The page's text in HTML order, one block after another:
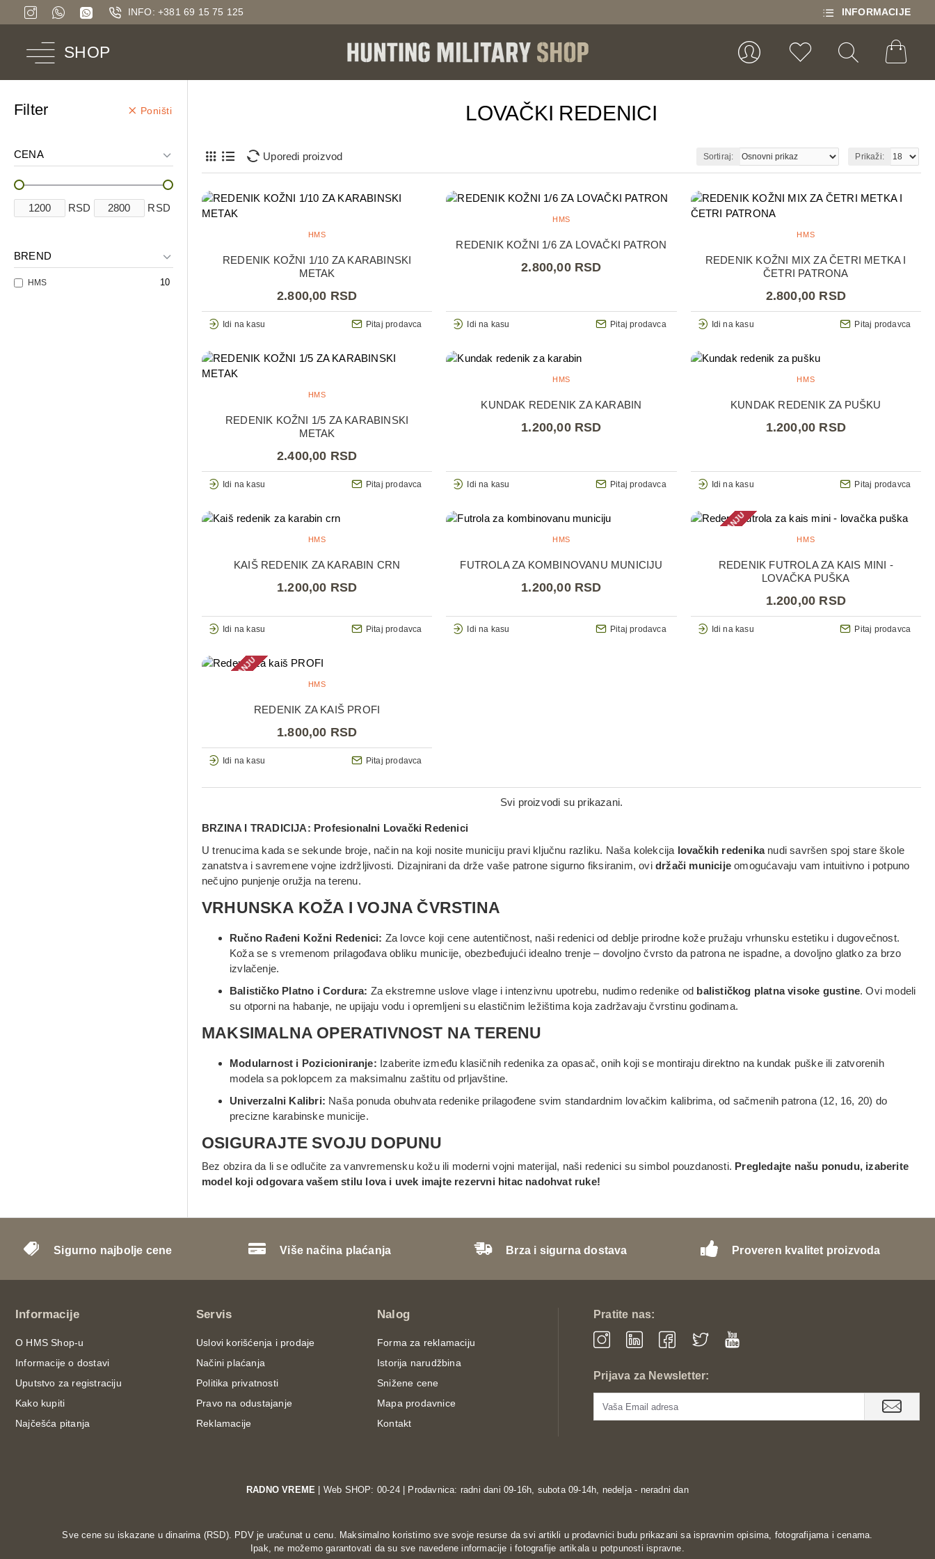
INFO: +381 69 15 75 125 INFORMACIJE
SHOP
Filter Poništi
CENA
RSD RSD
BREND
HMS 10
LOVAČKI REDENICI
BRZINA I TRADICIJA: Profesionalni Lovački Redenici
U trenucima kada se sekunde broje, način na koji nosite municiju pravi ključnu razliku. Naša kolekcija lovačkih redenikanudi savršen spoj stare škole
zanatstva i savremene vojne izdržljivosti. Dizajnirani da drže vaše patrone sigurno fiksiranim, ovidržači municije omogućavaju vam intuitivno i potpuno
nečujno punjenje oružja na terenu.
VRHUNSKA KOŽA I VOJNA ČVRSTINA
Ručno Rađeni Kožni Redenici: Za lovce koji cene autentičnost, naši redenici od deblje prirodne kože pružaju vrhunsku estetiku i dugovečnost.
Koža se s vremenom prilagođava obliku municije, obezbeđujući idealno trenje – dovoljno čvrsto da patrona ne ispadne, a dovoljno glatko za brzo
izvlačenje.
Balističko Platno i Cordura: Za ekstremne uslove vlage i intenzivnu upotrebu, nudimo redenike od balističkog platna visoke gustine. Ovi modeli
su otporni na habanje, ne upijaju vodu i opremljeni su elastičnim ležištima koja zadržavaju čvrstinu godinama.
MAKSIMALNA OPERATIVNOST NA TERENU
Modularnost i Pozicioniranje: Izaberite između klasičnih redenika za opasač, onih koji se montiraju direktno na kundak puške ili zatvorenih
modela sa poklopcem za maksimalnu zaštitu od prljavštine.
Univerzalni Kalibri: Naša ponuda obuhvata redenike prilagođene svim standardnim lovačkim kalibrima, od sačmenih patrona (12, 16, 20) do
precizne karabinske municije.
OSIGURAJTE SVOJU DOPUNU
Bez obzira da li se odlučite za vanvremensku kožu ili moderni vojni materijal, naši redenici su simbol pouzdanosti. Pregledajte našu ponudu, izaberite
model koji odgovara vašem stilu lova i uvek imajte rezervni hitac nadohvat ruke!
Uporedi proizvod Sortiraj: Prikaži:
HMS
REDENIK KOŽNI 1/10 ZA KARABINSKI
METAK
2.800,00 RSD
Idi na kasu Pitaj prodavca
HMS
REDENIK KOŽNI 1/6 ZA LOVAČKI PATRON
2.800,00 RSD
Idi na kasu Pitaj prodavca
HMS
REDENIK KOŽNI MIX ZA ČETRI METKA I
ČETRI PATRONA
2.800,00 RSD
Idi na kasu Pitaj prodavca
HMS
REDENIK KOŽNI 1/5 ZA KARABINSKI
METAK
2.400,00 RSD
Idi na kasu Pitaj prodavca
HMS
KUNDAK REDENIK ZA KARABIN
1.200,00 RSD
Idi na kasu Pitaj prodavca
HMS
KUNDAK REDENIK ZA PUŠKU
1.200,00 RSD
Idi na kasu Pitaj prodavca
HMS
KAIŠ REDENIK ZA KARABIN CRN
1.200,00 RSD
Idi na kasu Pitaj prodavca
HMS
FUTROLA ZA KOMBINOVANU MUNICIJU
1.200,00 RSD
Idi na kasu Pitaj prodavca
NEMA NA STANJU HMS
REDENIK FUTROLA ZA KAIS MINI -
LOVAČKA PUŠKA
1.200,00 RSD
Idi na kasu Pitaj prodavca
NEMA NA STANJU HMS
REDENIK ZA KAIŠ PROFI
1.800,00 RSD
Idi na kasu Pitaj prodavca
Svi proizvodi su prikazani.
Sigurno najbolje cene Više načina plaćanja Brza i sigurna dostava Proveren kvalitet proizvoda
Informacije
O HMS Shop-u
Informacije o dostavi
Uputstvo za registraciju
Kako kupiti
Najčešća pitanja
Servis
Uslovi korišćenja i prodaje
Načini plaćanja
Politika privatnosti
Pravo na odustajanje
Reklamacije
Nalog
Forma za reklamaciju
Istorija narudžbina
Snižene cene
Mapa prodavnice
Kontakt
Pratite nas:
Prijava za Newsletter:
RADNO VREME | Web SHOP: 00-24 | Prodavnica: radni dani 09-16h, subota 09-14h, nedelja - neradni dan
Sve cene su iskazane u dinarima (RSD). PDV je uračunat u cenu. Maksimalno koristimo sve svoje resurse da svi artikli u prodavnici budu prikazani sa ispravnim opisima, fotografijama i cenama.
Ipak, ne možemo garantovati da su sve navedene informacije i fotografije artikala u potpunosti ispravne.